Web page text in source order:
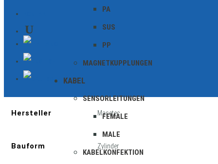
PA
SUS
PP
MAGNETKUPPLUNGEN
KABEL
SENSORLEITUNGEN
FEMALE
MALE
KABELKONFEKTION
Zusätzliche Informationen
Hersteller Masetec
Bauform Zylinder